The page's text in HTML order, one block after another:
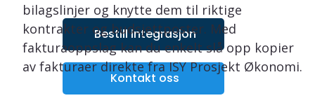
Kontakt oss
Bestill integrasjon
bilagslinjer og knytte dem til riktige
kontrakter og budsjettposter. Med
fakturaoppslag kan du enkelt slå opp kopier
av fakturaer direkte fra ISY Prosjekt Økonomi.